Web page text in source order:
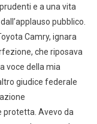
e a una vita
pubblico.
Camry, ignara
che riposava
voce della mia
giudice federale
Avevo da